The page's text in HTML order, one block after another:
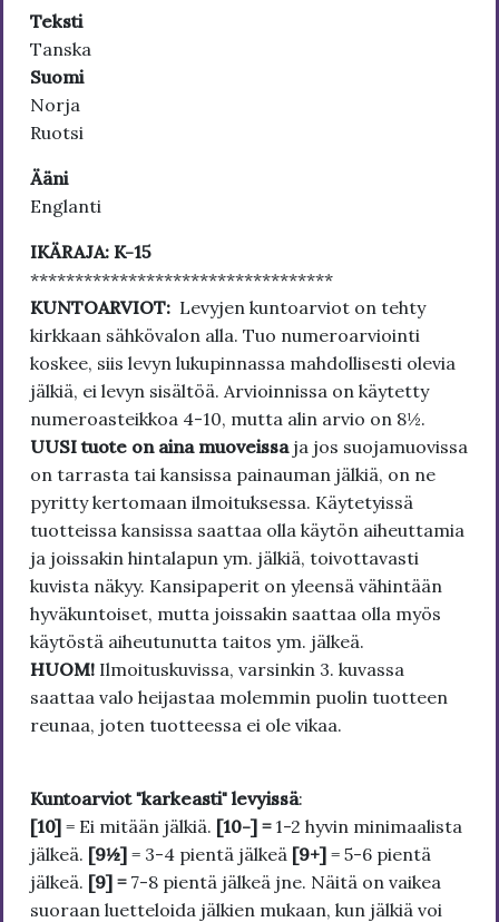
Teksti
Tanska
Suomi
Norja
Ruotsi
Ääni
Englanti
IKÄRAJA: K-15
**********************************
KUNTOARVIOT: Levyjen kuntoarviot on tehty
kirkkaan sähkövalon alla. Tuo numeroarviointi
koskee, siis levyn lukupinnassa mahdollisesti olevia
jälkiä, ei levyn sisältöä. Arvioinnissa on käytetty
numeroasteikkoa 4-10, mutta alin arvio on 8½.
UUSI tuote on aina muoveissa ja jos suojamuovissa
on tarrasta tai kansissa painauman jälkiä, on ne
pyritty kertomaan ilmoituksessa. Käytetyissä
tuotteissa kansissa saattaa olla käytön aiheuttamia
ja joissakin hintalapun ym. jälkiä, toivottavasti
kuvista näkyy. Kansipaperit on yleensä vähintään
hyväkuntoiset, mutta joissakin saattaa olla myös
käytöstä aiheutunutta taitos ym. jälkeä.
HUOM! Ilmoituskuvissa, varsinkin 3. kuvassa
saattaa valo heijastaa molemmin puolin tuotteen
reunaa, joten tuotteessa ei ole vikaa.
Kuntoarviot "karkeasti" levyissä:
[10] = Ei mitään jälkiä. [10-] = 1-2 hyvin minimaalista
jälkeä. [9½] = 3-4 pientä jälkeä [9+] = 5-6 pientä
jälkeä. [9] = 7-8 pientä jälkeä jne. Näitä on vaikea
suoraan luetteloida jälkien mukaan, kun jälkiä voi